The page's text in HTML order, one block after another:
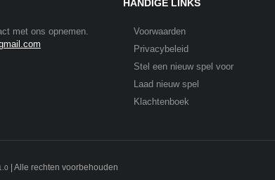
met ons opnemen.
HANDIGE LINKS
Voorwaarden
Privacybeleid
Stel een nieuw spel voor
Laad nieuw spel
Klachtenboek
| Alle rechten voorbehouden